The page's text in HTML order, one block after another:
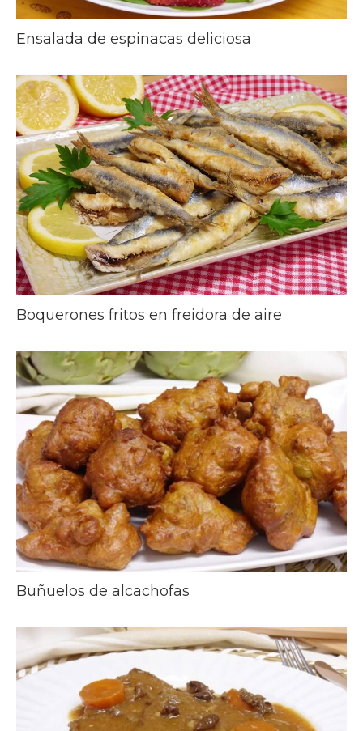
Ensalada de espinacas deliciosa
Boquerones fritos en freidora de aire
Buñuelos de alcachofas